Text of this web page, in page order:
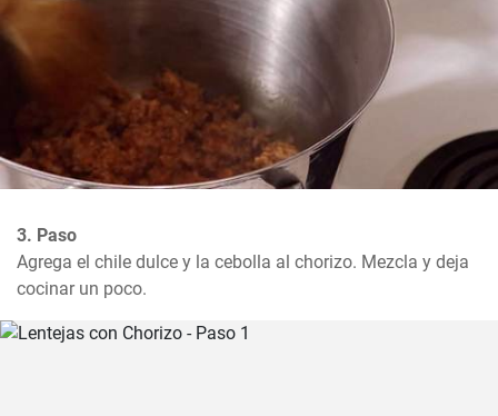
3. Paso
Agrega el chile dulce y la cebolla al chorizo. Mezcla y deja
cocinar un poco.